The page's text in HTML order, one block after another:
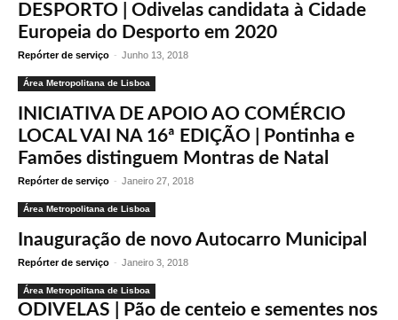
DESPORTO | Odivelas candidata à Cidade
Europeia do Desporto em 2020
Repórter de serviço - Junho 13, 2018
Área Metropolitana de Lisboa
INICIATIVA DE APOIO AO COMÉRCIO
LOCAL VAI NA 16ª EDIÇÃO | Pontinha e
Famões distinguem Montras de Natal
Repórter de serviço - Janeiro 27, 2018
Área Metropolitana de Lisboa
Inauguração de novo Autocarro Municipal
Repórter de serviço - Janeiro 3, 2018
Área Metropolitana de Lisboa
ODIVELAS | Pão de centeio e sementes nos